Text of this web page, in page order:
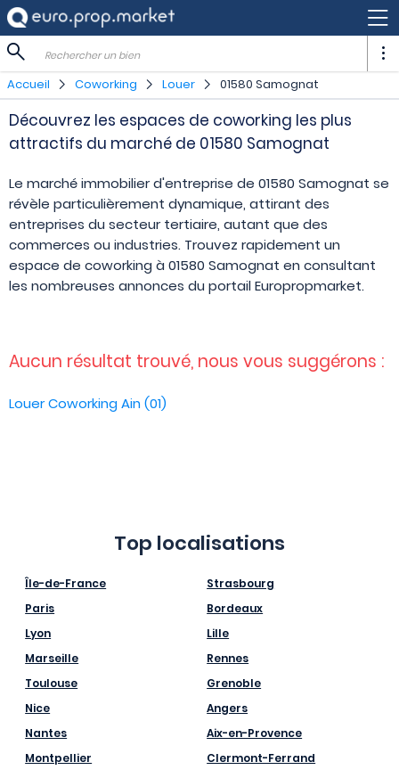
Rechercher un bien
Accueil Coworking Louer 01580 Samognat
Découvrez les espaces de coworking les plus
attractifs du marché de 01580 Samognat
Le marché immobilier d'entreprise de 01580 Samognat se
révèle particulièrement dynamique, attirant des
entreprises du secteur tertiaire, autant que des
commerces ou industries. Trouvez rapidement un
espace de coworking à 01580 Samognat en consultant
les nombreuses annonces du portail Europropmarket.
Aucun résultat trouvé, nous vous suggérons :
Louer Coworking Ain (01)
Top localisations
Île-de-France
Paris
Lyon
Marseille
Toulouse
Nice
Nantes
Montpellier
Strasbourg
Bordeaux
Lille
Rennes
Grenoble
Angers
Aix-en-Provence
Clermont-Ferrand